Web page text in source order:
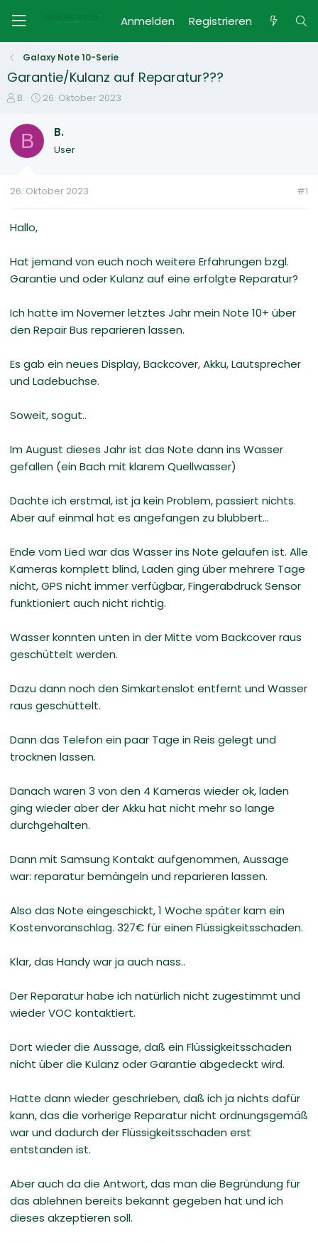
Anmelden Registrieren
Galaxy Note 10-Serie
Garantie/Kulanz auf Reparatur???
E
s
e
e
B.
E
t
t
26. Oktober 2023
B B.
User
26. Oktober 2023 #1
Hallo,
Hat jemand von euch noch weitere Erfahrungen bzgl.
Garantie und oder Kulanz auf eine erfolgte Reparatur?
Ich hatte im Novemer letztes Jahr mein Note 10+ über
den Repair Bus reparieren lassen.
Es gab ein neues Display, Backcover, Akku, Lautsprecher
und Ladebuchse.
Soweit, sogut..
Im August dieses Jahr ist das Note dann ins Wasser
gefallen (ein Bach mit klarem Quellwasser)
Dachte ich erstmal, ist ja kein Problem, passiert nichts.
Aber auf einmal hat es angefangen zu blubbert...
Ende vom Lied war das Wasser ins Note gelaufen ist. Alle
Kameras komplett blind, Laden ging über mehrere Tage
nicht, GPS nicht immer verfügbar, Fingerabdruck Sensor
funktioniert auch nicht richtig.
Wasser konnten unten in der Mitte vom Backcover raus
geschüttelt werden.
Dazu dann noch den Simkartenslot entfernt und Wasser
raus geschüttelt.
Dann das Telefon ein paar Tage in Reis gelegt und
trocknen lassen.
Danach waren 3 von den 4 Kameras wieder ok, laden
ging wieder aber der Akku hat nicht mehr so lange
durchgehalten.
Dann mit Samsung Kontakt aufgenommen, Aussage
war: reparatur bemängeln und reparieren lassen.
Also das Note eingeschickt, 1 Woche später kam ein
Kostenvoranschlag. 327€ für einen Flüssigkeitsschaden.
Klar, das Handy war ja auch nass..
Der Reparatur habe ich natürlich nicht zugestimmt und
wieder VOC kontaktiert.
Dort wieder die Aussage, daß ein Flüssigkeitsschaden
nicht über die Kulanz oder Garantie abgedeckt wird.
Hatte dann wieder geschrieben, daß ich ja nichts dafür
kann, das die vorherige Reparatur nicht ordnungsgemäß
war und dadurch der Flüssigkeitsschaden erst
entstanden ist.
Aber auch da die Antwort, das man die Begründung für
das ablehnen bereits bekannt gegeben hat und ich
dieses akzeptieren soll.